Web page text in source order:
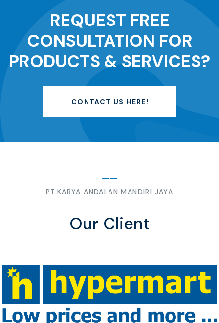
REQUEST FREE
CONSULTATION FOR
PRODUCTS & SERVICES?
CONTACT US HERE!
PT.KARYA ANDALAN MANDIRI JAYA
Our Client